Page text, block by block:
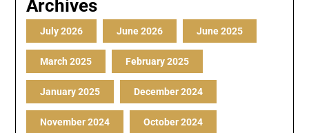
Archives
July 2026 June 2026 June 2025
March 2025 February 2025
January 2025 December 2024
November 2024 October 2024